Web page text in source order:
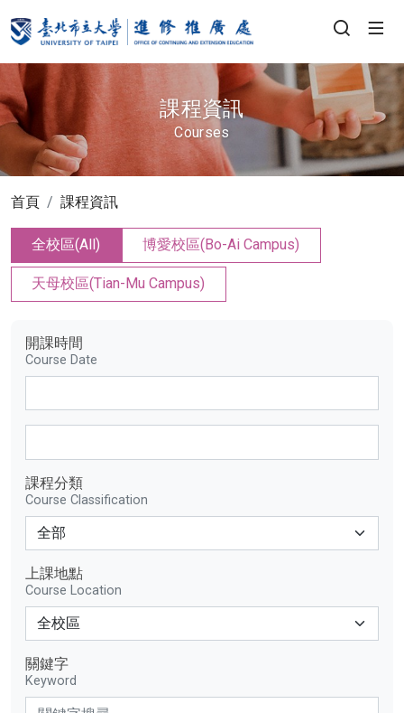
課程資訊
Courses
首頁 課程資訊
全校區(All) 博愛校區(Bo-Ai Campus)
天母校區(Tian-Mu Campus)
開課時間
Course Date
課程分類
Course Classification
上課地點
Course Location
關鍵字
Keyword